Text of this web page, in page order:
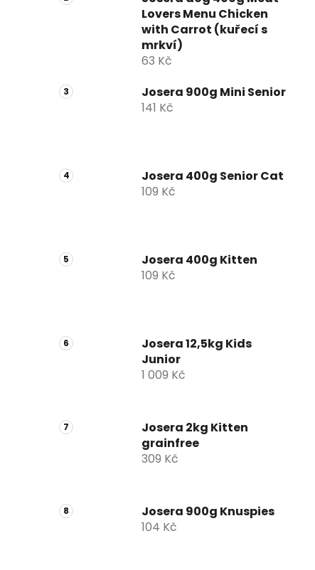
Lovers Menu Chicken
with Carrot (kuřecí s
mrkví)
63 Kč
Josera 900g Mini Senior
141 Kč
Josera 400g Senior Cat
109 Kč
Josera 400g Kitten
109 Kč
Josera 12,5kg Kids
Junior
1 009 Kč
Josera 2kg Kitten
grainfree
309 Kč
Josera 900g Knuspies
104 Kč